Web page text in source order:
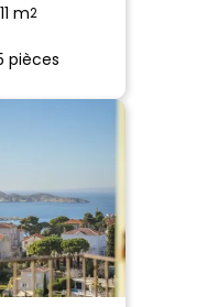
m2
pièces